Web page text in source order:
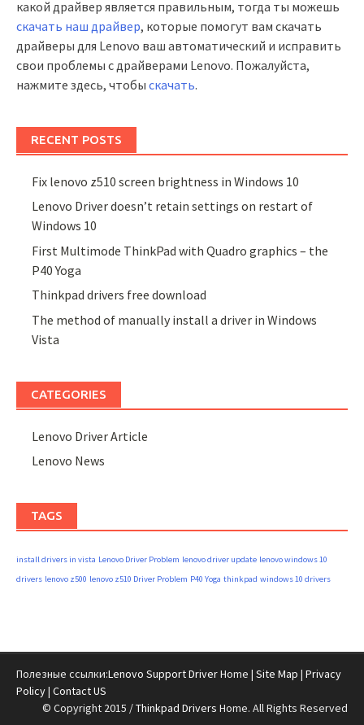
какой драйвер является правильным, тогда ты можешь
скачать наш драйвер, которые помогут вам скачать
драйверы для Lenovo ваш автоматический и исправить
свои проблемы с драйверами Lenovo. Пожалуйста,
нажмите здесь, чтобы скачать.
RECENT POSTS
Fix lenovo z510 screen brightness in Windows 10
Lenovo Driver doesn’t retain settings on restart of
Windows 10
First Multimode ThinkPad with Quadro graphics – the
P40 Yoga
Thinkpad drivers free download
The method of manually install a driver in Windows
Vista
CATEGORIES
Lenovo Driver Article
Lenovo News
TAGS
install drivers in vista Lenovo Driver Problem lenovo driver update lenovo windows 10
drivers lenovo z500 lenovo z510 Driver Problem P40 Yoga thinkpad windows 10 drivers
Полезные ссылки:Lenovo Support DriverHome | Site Map | Privacy
Policy| Contact US
© Copyright 2015 /Thinkpad Drivers Home. All Rights Reserved